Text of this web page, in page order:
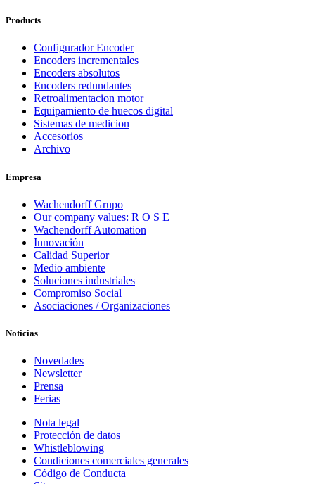
Products
Configurador Encoder
Encoders incrementales
Encoders absolutos
Encoders redundantes
Retroalimentacion motor
Equipamiento de huecos digital
Sistemas de medicion
Accesorios
Archivo
Empresa
Wachendorff Grupo
Our company values: R O S E
Wachendorff Automation
Innovación
Calidad Superior
Medio ambiente
Soluciones industriales
Compromiso Social
Asociaciones / Organizaciones
Noticias
Novedades
Newsletter
Prensa
Ferias
Nota legal
Protección de datos
Whistleblowing
Condiciones comerciales generales
Código de Conducta